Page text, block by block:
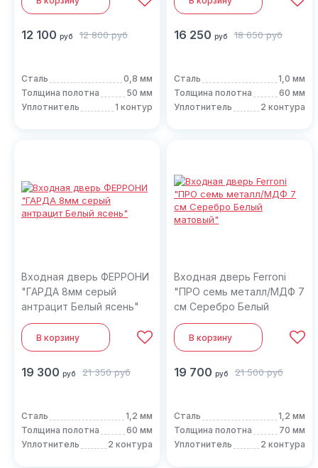
12 100 руб 12 800 руб
Сталь
0,8 мм
Толщина полотна
50 мм
Уплотнитель
1 контур
16 250 руб 18 650 руб
Сталь
1,0 мм
Толщина полотна
60 мм
Уплотнитель
2 контура
Входная дверь ФЕРРОНИ
"ГАРДА 8мм серый
антрацит Белый ясень"
В корзину
19 300 руб 21 350 руб
Сталь
1,2 мм
Толщина полотна
60 мм
Уплотнитель
2 контура
Входная дверь Ferroni
"ПРО семь металл/МДФ 7
см Серебро Белый
матовый"
В корзину
19 700 руб 21 500 руб
Сталь
1,2 мм
Толщина полотна
70 мм
Уплотнитель
2 контура